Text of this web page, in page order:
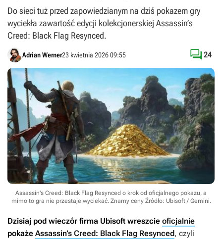
Do sieci tuż przed zapowiedzianym na dziś pokazem gry
wyciekła zawartość edycji kolekcjonerskiej Assassin’s
Creed: Black Flag Resynced.
Adrian Werner23 kwietnia 2026 09:55 24
Assassin's Creed: Black Flag Resynced o krok od oficjalnego pokazu, a
mimo to gra nie przestaje wyciekać. Znamy ceny Źródło: Ubisoft / Gemini.
Dzisiaj pod wieczór firma Ubisoft wreszcie oficjalnie
pokaże Assassin’s Creed: Black Flag Resynced, czyli